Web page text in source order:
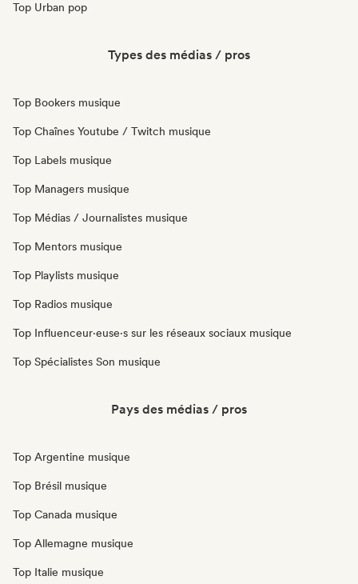
Top Urban pop
Types des médias / pros
Top Bookers musique
Top Chaînes Youtube / Twitch musique
Top Labels musique
Top Managers musique
Top Médias / Journalistes musique
Top Mentors musique
Top Playlists musique
Top Radios musique
Top Influenceur·euse·s sur les réseaux sociaux musique
Top Spécialistes Son musique
Pays des médias / pros
Top Argentine musique
Top Brésil musique
Top Canada musique
Top Allemagne musique
Top Italie musique